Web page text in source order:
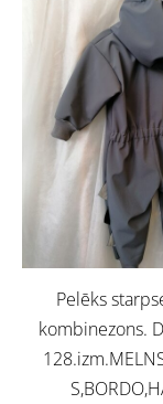
Pelēks
kombinezons.